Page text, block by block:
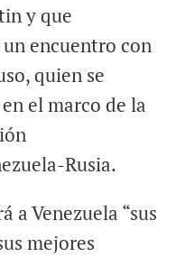
y que
encuentro con
quien se
el marco de la
Rusia.
a Venezuela “sus
mejores